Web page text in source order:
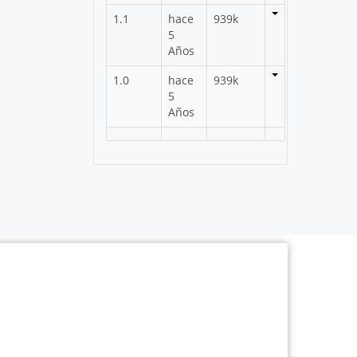
1.1
hace
5
Años
939k
1.0
hace
5
Años
939k